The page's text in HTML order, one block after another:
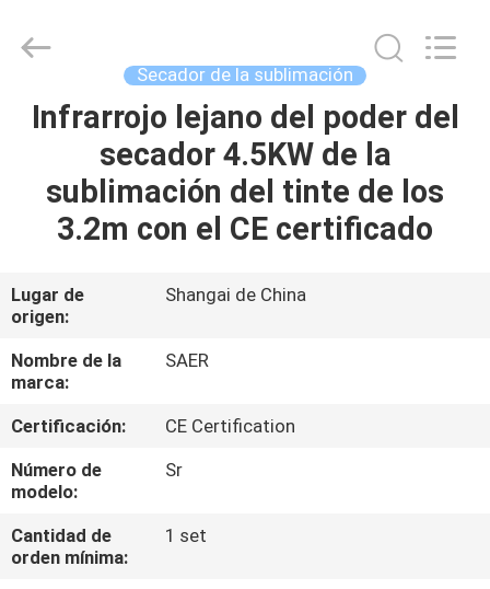
INICIO
PRODUCTOS
SOBRE
NOSOTROS
VISITA
A
LA
FÁBRICA
Digital
Supplier
Reserved.
Secador de la sublimación
Infrarrojo lejano del poder del
secador 4.5KW de la
sublimación del tinte de los
3.2m con el CE certificado
Lugar de
origen:
Shangai de China
Nombre de la
marca:
SAER
Certificación:
CE Certification
Número de
modelo:
Sr
Cantidad de
orden mínima:
1 set